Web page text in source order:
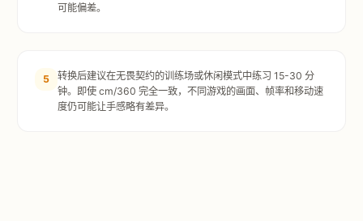
可能偏差。
5
转换后建议在无畏契约的训练场或休闲模式中练习 15-30 分
钟。即使 cm/360 完全一致，不同游戏的画面、帧率和移动速
度仍可能让手感略有差异。